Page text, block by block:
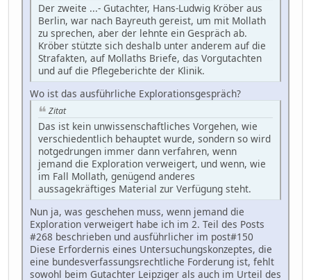
Der zweite ...- Gutachter, Hans-Ludwig Kröber aus
Berlin, war nach Bayreuth gereist, um mit Mollath
zu sprechen, aber der lehnte ein Gespräch ab.
Kröber stützte sich deshalb unter anderem auf die
Strafakten, auf Mollaths Briefe, das Vorgutachten
und auf die Pflegeberichte der Klinik.
Wo ist das ausführliche Explorationsgespräch?
Zitat
Das ist kein unwissenschaftliches Vorgehen, wie
verschiedentlich behauptet wurde, sondern so wird
notgedrungen immer dann verfahren, wenn
jemand die Exploration verweigert, und wenn, wie
im Fall Mollath, genügend anderes
aussagekräftiges Material zur Verfügung steht.
Nun ja, was geschehen muss, wenn jemand die
Exploration verweigert habe ich im 2. Teil des Posts
#268 beschrieben und ausführlicher im post#150
Diese Erfordernis eines Untersuchungskonzeptes, die
eine bundesverfassungsrechtliche Forderung ist, fehlt
sowohl beim Gutachter Leipziger als auch im Urteil des